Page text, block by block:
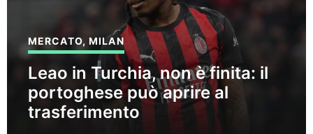
MERCATO,MILAN
Leao in Turchia, non è finita: il
portoghese può aprire al
trasferimento